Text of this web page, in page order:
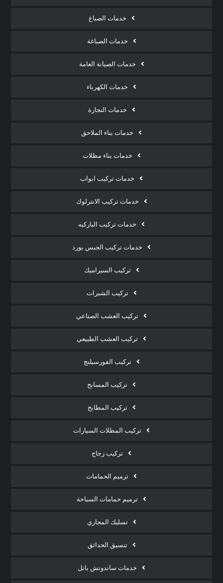
خدمات الصباغ
خدمات الصباغة
خدمات الصيانة العامة
خدمات الكهرباء
خدمات النجارة
خدمات بناء الملاحق
خدمات بناء مظلات
خدمات تركيب ابواب
خدمات تركيب الانترلوك
خدمات تركيب الباركيه
خدمات تركيب الجبس بورد
تركيب السيراميك
تركيب الشبرات
تركيب العشب الصناعي
تركيب العشب الطبيعي
تركيب الفورسيلنج
تركيب المسابح
تركيب المطابخ
تركيب المظلات السيارات
تركيب زجاج
ترميم الحمامات
ترميم حمامات السباحة
تسليك المجاري
تنسيق الحدائق
خدمات ساندوتش بانل